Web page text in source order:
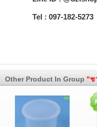
Tel : 097-182-5273
Other Product In Group "ช